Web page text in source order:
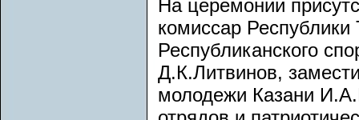
На церемонии
комиссар
Республиканского
Д.К.Литвинов,
молодежи Казани